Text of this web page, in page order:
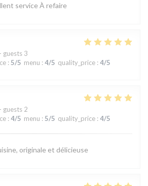
service À refaire
guests 3
: 5/5 menu : 4/5 quality_price : 4/5
guests 2
: 4/5 menu : 5/5 quality_price : 4/5
originale et délicieuse